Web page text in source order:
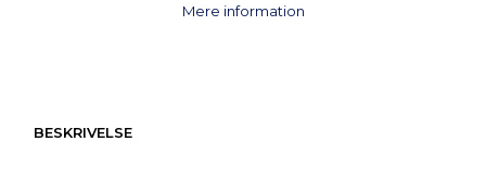
Mere information
BESKRIVELSE